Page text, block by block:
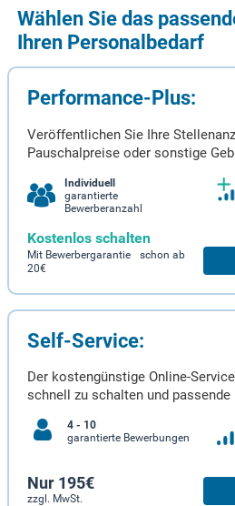
Wählen Sie das
Ihren Personalbedarf
Performance-Plus:
Veröffentlichen Sie Ihre
Pauschalpreise oder sonstige
Individuell
garantierte
Bewerberanzahl
Kostenlos schalten
Mit Bewerbergarantie schon ab
20€
Self-Service:
Der kostengünstige Online-
schnell zu schalten und passende
4 - 10
garantierte Bewerbungen
Nur 195€
zzgl. MwSt.